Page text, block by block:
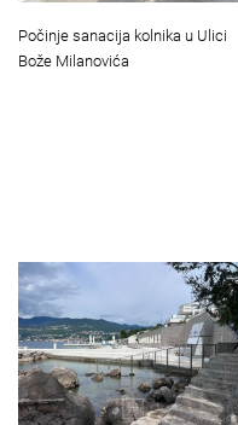
Počinje sanacija kolnika u Ulici
Bože Milanovića